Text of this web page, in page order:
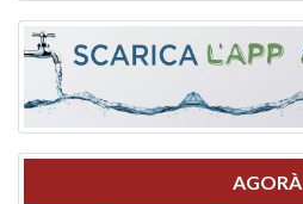
AGORÀ